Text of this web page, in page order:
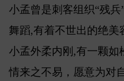
小孟曾是刺客组织“残兵
舞蹈,有着不世出的绝美
小孟外柔内刚,有一颗如
情来之不易，愿意为对